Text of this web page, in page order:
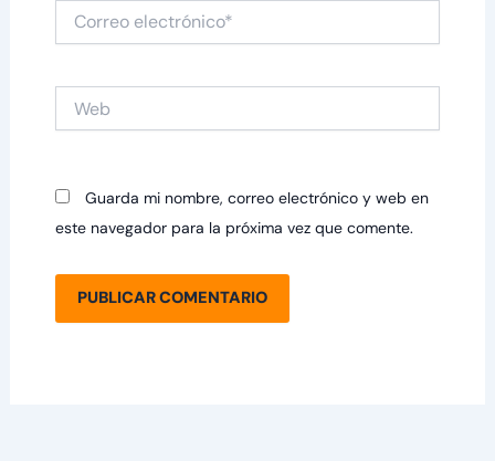
electrónico*
Guarda mi nombre, correo electrónico y web en
este navegador para la próxima vez que comente.